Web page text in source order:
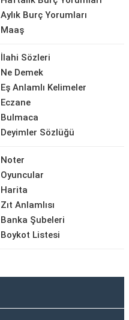
Aylık Burç Yorumları
Maaş
İlahi Sözleri
Ne Demek
Eş Anlamlı Kelimeler
Eczane
Bulmaca
Deyimler Sözlüğü
Noter
Oyuncular
Harita
Zıt Anlamlısı
Banka Şubeleri
Boykot Listesi